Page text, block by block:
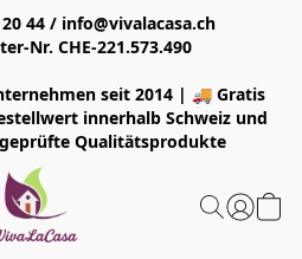
44 / info@vivalacasa.ch
Nr. CHE-221.573.490
seit 2014 | 🚚 Gratis
innerhalb Schweiz und
Qualitätsprodukte